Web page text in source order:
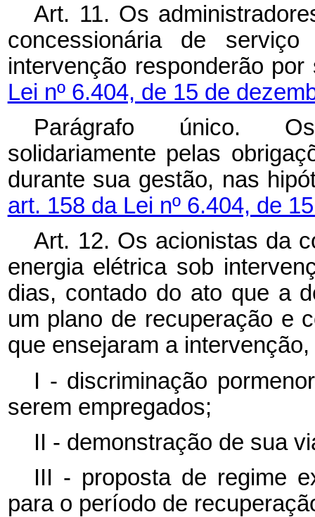
Art. 11. Os
concessionária de
intervenção responderão
Lei nº 6.404, de 15 de
Parágrafo único. Os
solidariamente pelas
durante sua gestão, nas
art. 158 da Lei nº 6.404, de
Art. 12. Os acionistas da
energia elétrica sob
dias, contado do ato que a
um plano de recuperação e
que ensejaram a
I - discriminação
serem empregados;
II - demonstração de sua
III - proposta de regime
para o período de